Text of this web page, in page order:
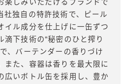
楽しみいただけるブランドで
社独自の特許技術で、ピール
イル成分を仕上げに一缶ずつ
滴下技術の“秘密のひと搾り
、バーテンダーの香りづけ
また、容器は香りを最大限に
広いボトル缶を採用し、豊か